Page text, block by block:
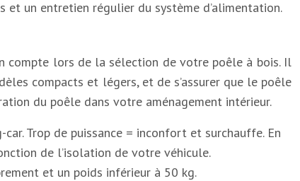
et un entretien régulier du système d’alimentation.
compte lors de la sélection de votre poêle à bois. Il
compacts et légers, et de s’assurer que le poêle
du poêle dans votre aménagement intérieur.
Trop de puissance = inconfort et surchauffe. En
de l’isolation de votre véhicule.
et un poids inférieur à 50 kg.